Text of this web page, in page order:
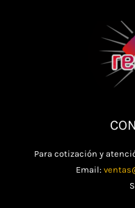
Para cotización y
Email: